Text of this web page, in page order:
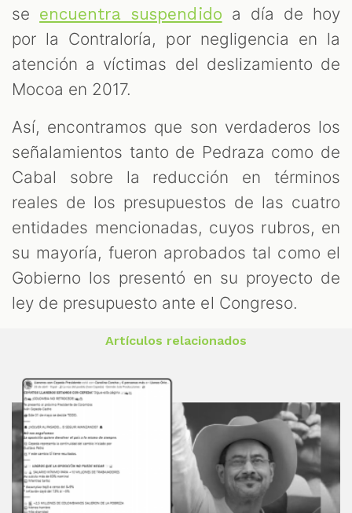
se encuentra suspendido a día de hoy
por la Contraloría, por negligencia en la
atención a víctimas del deslizamiento de
Mocoa en 2017.
Así, encontramos que son verdaderos los
señalamientos tanto de Pedraza como de
Cabal sobre la reducción en términos
reales de los presupuestos de las cuatro
entidades mencionadas, cuyos rubros, en
su mayoría, fueron aprobados tal como el
Gobierno los presentó en su proyecto de
ley de presupuesto ante el Congreso.
Artículos relacionados